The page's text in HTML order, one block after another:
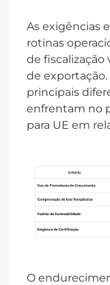
As exigências
rotinas
de
de
principais
enfrentam no
para UE em
O